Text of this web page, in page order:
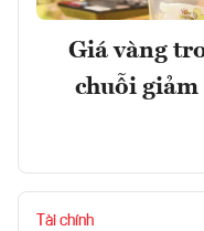
Giá vàng
chuỗi
Tài chính